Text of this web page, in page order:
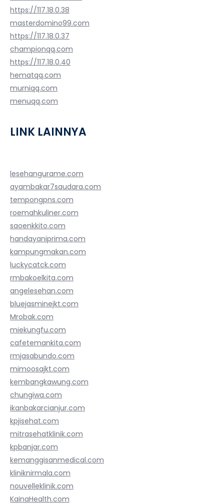
https://117.18.0.38
masterdomino99.com
https://117.18.0.37
championqq.com
https://117.18.0.40
hematqq.com
murniqq.com
menuqq.com
LINK LAINNYA
lesehangurame.com
ayambakar7saudara.com
tempongpns.com
roemahkuliner.com
saoenkkito.com
handayaniprima.com
kampungmakan.com
luckycatck.com
rmbakoelkita.com
angelesehan.com
bluejasminejkt.com
Mrobak.com
miekungfu.com
cafetemankita.com
rmjasabundo.com
mimoosajkt.com
kembangkawung.com
chungiwa.com
ikanbakarcianjur.com
kpjisehat.com
mitrasehatklinik.com
kpbanjar.com
kemanggisanmedical.com
kliniknirmala.com
nouvelleklinik.com
KainaHealth.com